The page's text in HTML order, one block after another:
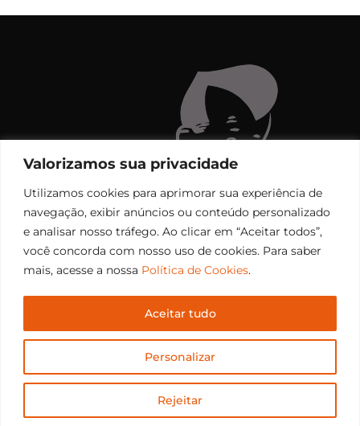
Valorizamos sua privacidade
Utilizamos cookies para aprimorar sua experiência de
navegação, exibir anúncios ou conteúdo personalizado
e analisar nosso tráfego. Ao clicar em “Aceitar todos”,
você concorda com nosso uso de cookies. Para saber
mais, acesse a nossa Política de Cookies.
Personalizar
Rejeitar
Aceitar tudo
Copyright © 2006 – 2026 Rádio Santiago FM. Todos os
direitos reservados.
Desenvolvido porCEOS Tech